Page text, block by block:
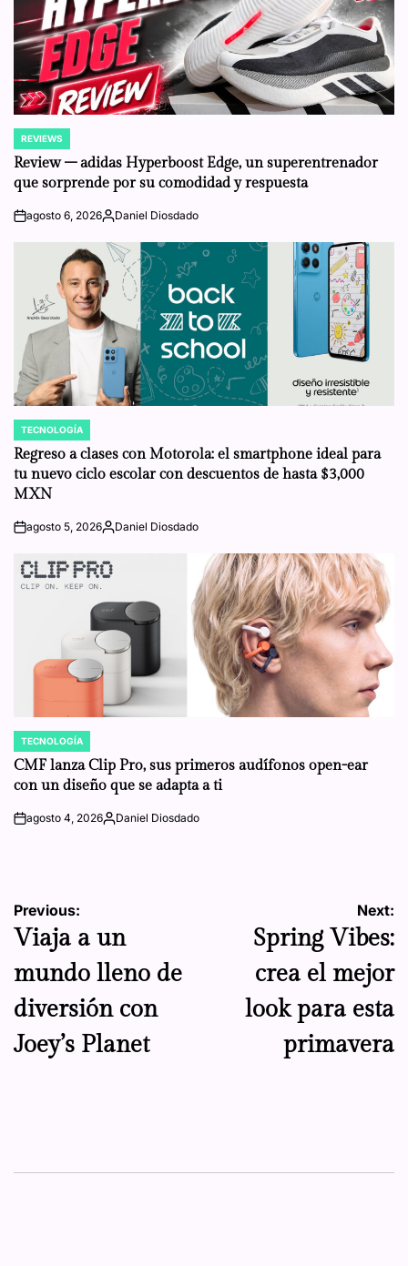
POSTED
IN
REVIEWS
Review – adidas Hyperboost Edge, un superentrenador
que sorprende por su comodidad y respuesta
onagosto 6, 2026Posted
Daniel Diosdado
POSTED
IN
TECNOLOGÍA
Regreso a clases con Motorola: el smartphone ideal para
tu nuevo ciclo escolar con descuentos de hasta $3,000
MXN
onagosto 5, 2026Posted
Daniel Diosdado
POSTED
IN
TECNOLOGÍA
CMF lanza Clip Pro, sus primeros audífonos open-ear
con un diseño que se adapta a ti
onagosto 4, 2026Posted
Daniel Diosdado
Navegación
de
entradas
Previous:
Viaja a un
mundo lleno de
diversión con
Joey’s Planet
Next:
Spring Vibes:
crea el mejor
look para esta
primavera